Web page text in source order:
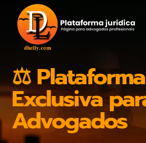
Conteúdo
⚖️ Plataforma
Exclusiva
Advogados